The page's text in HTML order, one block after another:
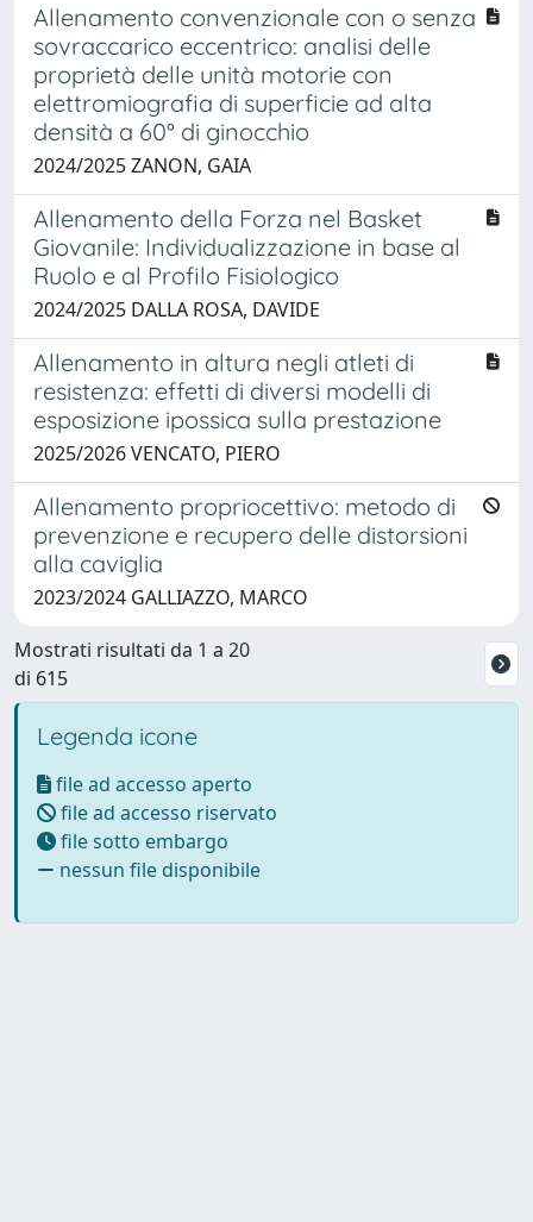
Allenamento convenzionale con o senza
sovraccarico eccentrico: analisi delle
proprietà delle unità motorie con
elettromiografia di superficie ad alta
densità a 60° di ginocchio
2024/2025 ZANON, GAIA
Allenamento della Forza nel Basket
Giovanile: Individualizzazione in base al
Ruolo e al Profilo Fisiologico
2024/2025 DALLA ROSA, DAVIDE
Allenamento in altura negli atleti di
resistenza: effetti di diversi modelli di
esposizione ipossica sulla prestazione
2025/2026 VENCATO, PIERO
Allenamento propriocettivo: metodo di
prevenzione e recupero delle distorsioni
alla caviglia
2023/2024 GALLIAZZO, MARCO
Mostrati risultati da 1 a 20
di 615
Legenda icone
file ad accesso aperto
file ad accesso riservato
file sotto embargo
nessun file disponibile